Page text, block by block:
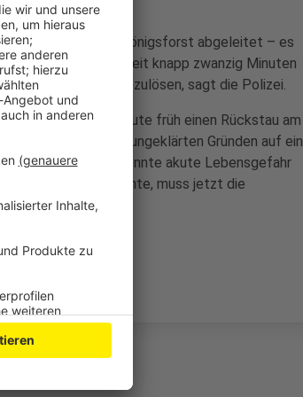
Verkehr wurde in Königsforst abgeleitet – es
Wartezeit. Seit knapp zwanzig Minuten
beginnt sich aufzulösen, sagt die Polizei.
nach sieben heute früh einen Rückstau am
dabei aus noch ungeklärten Gründen auf ein
der Notarzt konnte akute Lebensgefahr
Unfall kommen konnte, muss jetzt die